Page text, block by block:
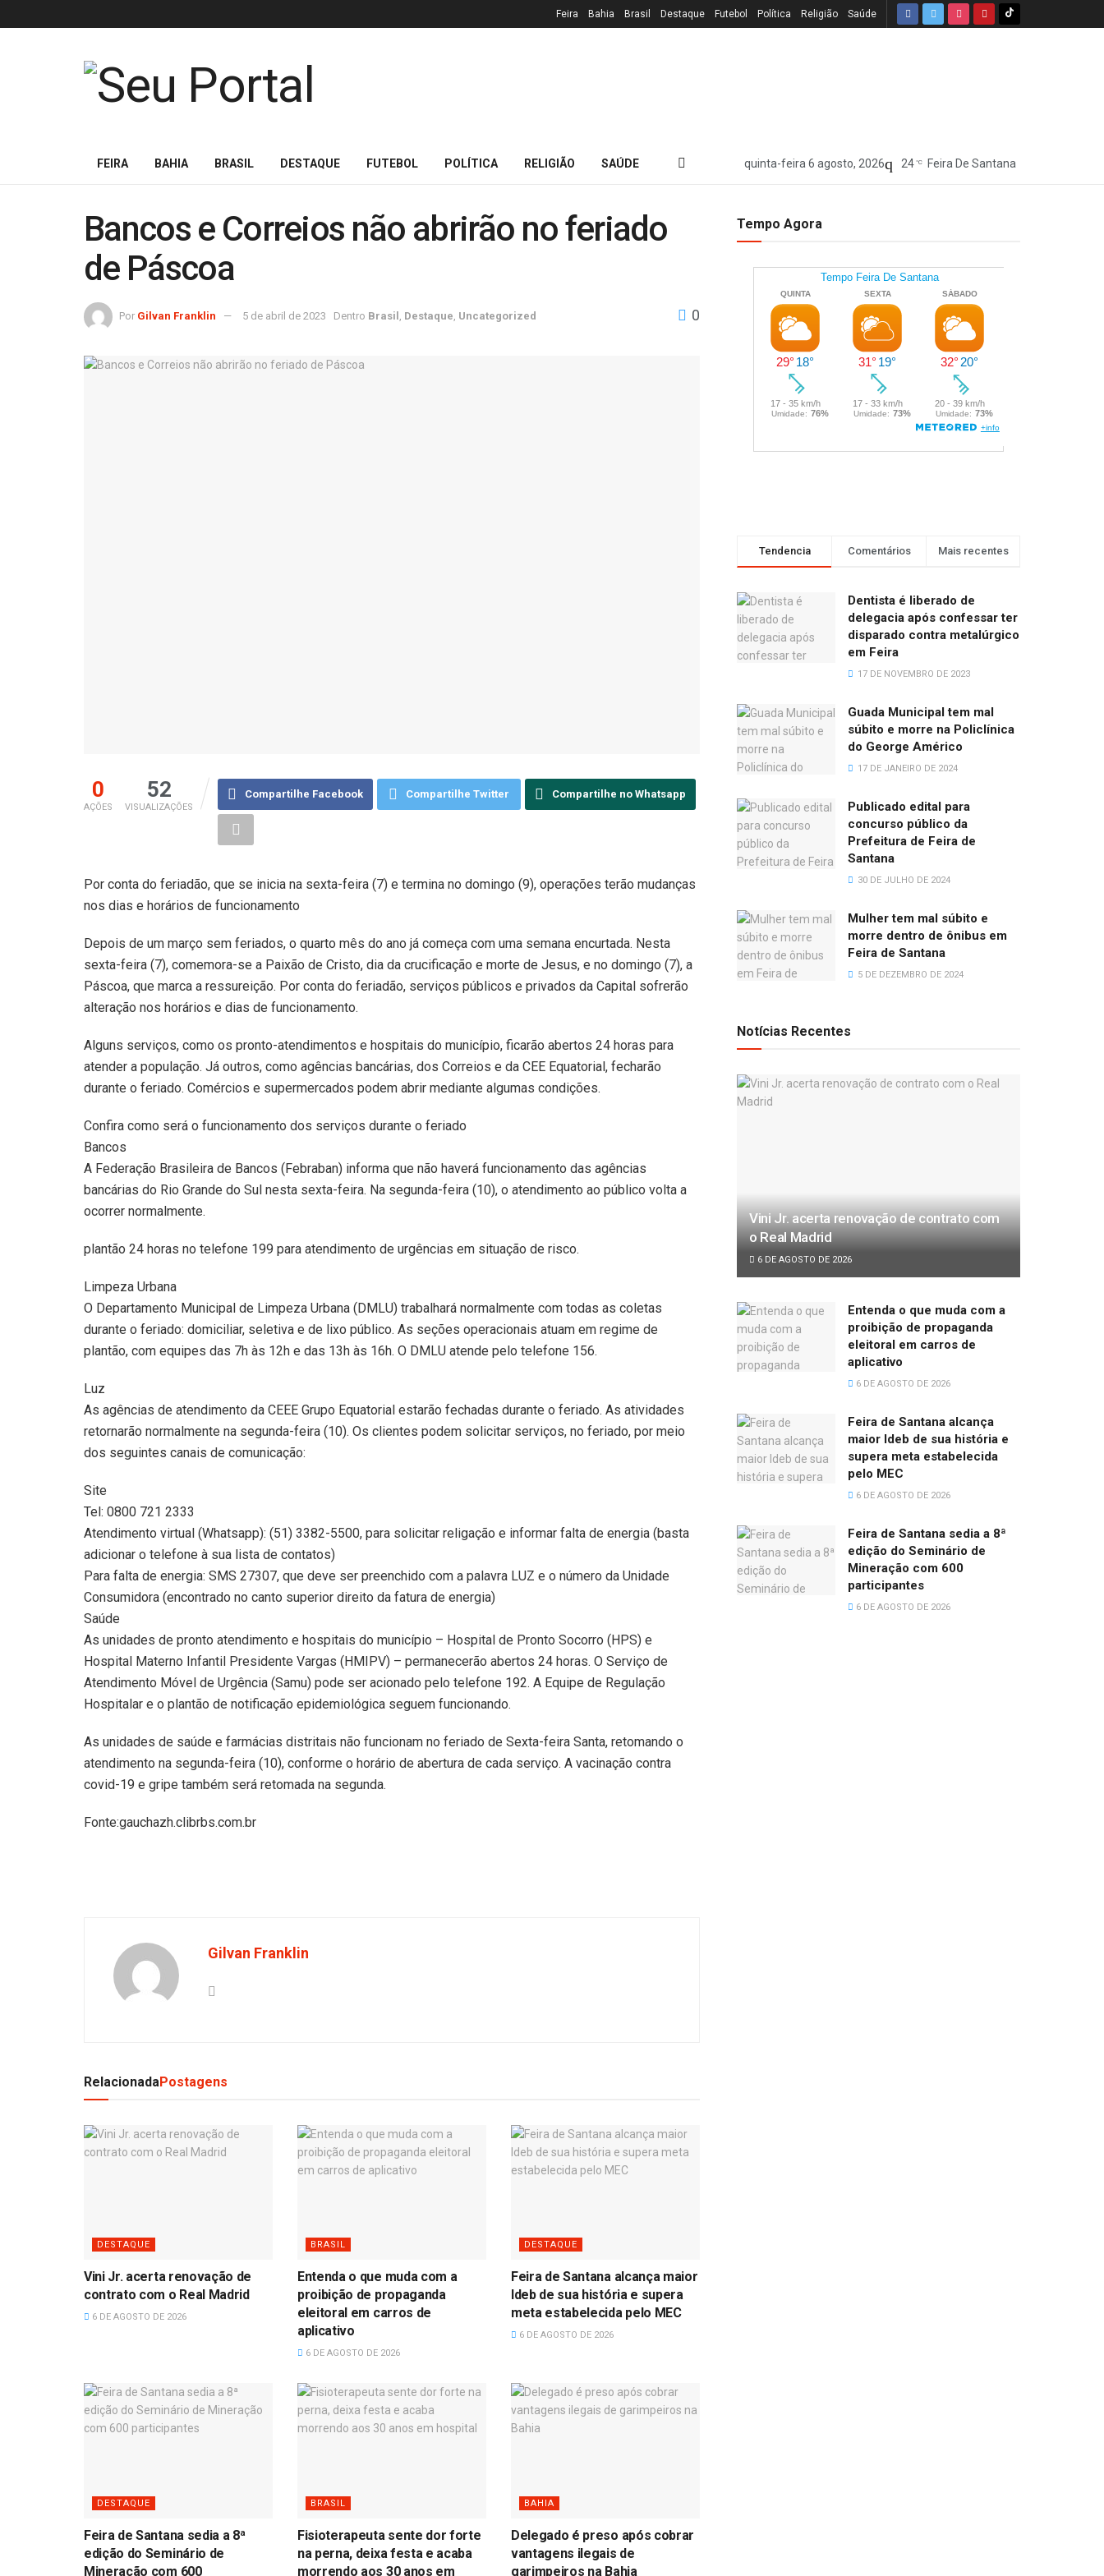
Feira Bahia Brasil Destaque Futebol Política Religião Saúde
FEIRA BAHIA BRASIL DESTAQUE FUTEBOL POLÍTICA RELIGIÃO SAÚDE quinta-feira 6 agosto, 2026 24 °C Feira De Santana
Bancos e Correios não abrirão no feriado
de Páscoa
Por Gilvan Franklin 5 de abril de 2023 Dentro Brasil Destaque Uncategorized 0
0
AÇÕES
52
VISUALIZAÇÕES
Compartilhe Facebook Compartilhe Twitter Compartilhe no Whatsapp
Por conta do feriadão, que se inicia na sexta-feira (7) e termina no domingo (9), operações terão mudanças
nos dias e horários de funcionamento
Depois de um março sem feriados, o quarto mês do ano já começa com uma semana encurtada. Nesta
sexta-feira (7), comemora-se a Paixão de Cristo, dia da crucificação e morte de Jesus, e no domingo (7), a
Páscoa, que marca a ressureição. Por conta do feriadão, serviços públicos e privados da Capital sofrerão
alteração nos horários e dias de funcionamento.
Alguns serviços, como os pronto-atendimentos e hospitais do município, ficarão abertos 24 horas para
atender a população. Já outros, como agências bancárias, dos Correios e da CEE Equatorial, fecharão
durante o feriado. Comércios e supermercados podem abrir mediante algumas condições.
Confira como será o funcionamento dos serviços durante o feriado
Bancos
A Federação Brasileira de Bancos (Febraban) informa que não haverá funcionamento das agências
bancárias do Rio Grande do Sul nesta sexta-feira. Na segunda-feira (10), o atendimento ao público volta a
ocorrer normalmente.
plantão 24 horas no telefone 199 para atendimento de urgências em situação de risco.
Limpeza Urbana
O Departamento Municipal de Limpeza Urbana (DMLU) trabalhará normalmente com todas as coletas
durante o feriado: domiciliar, seletiva e de lixo público. As seções operacionais atuam em regime de
plantão, com equipes das 7h às 12h e das 13h às 16h. O DMLU atende pelo telefone 156.
Luz
As agências de atendimento da CEEE Grupo Equatorial estarão fechadas durante o feriado. As atividades
retornarão normalmente na segunda-feira (10). Os clientes podem solicitar serviços, no feriado, por meio
dos seguintes canais de comunicação:
Site
Tel: 0800 721 2333
Atendimento virtual (Whatsapp): (51) 3382-5500, para solicitar religação e informar falta de energia (basta
adicionar o telefone à sua lista de contatos)
Para falta de energia: SMS 27307, que deve ser preenchido com a palavra LUZ e o número da Unidade
Consumidora (encontrado no canto superior direito da fatura de energia)
Saúde
As unidades de pronto atendimento e hospitais do município – Hospital de Pronto Socorro (HPS) e
Hospital Materno Infantil Presidente Vargas (HMIPV) – permanecerão abertos 24 horas. O Serviço de
Atendimento Móvel de Urgência (Samu) pode ser acionado pelo telefone 192. A Equipe de Regulação
Hospitalar e o plantão de notificação epidemiológica seguem funcionando.
As unidades de saúde e farmácias distritais não funcionam no feriado de Sexta-feira Santa, retomando o
atendimento na segunda-feira (10), conforme o horário de abertura de cada serviço. A vacinação contra
covid-19 e gripe também será retomada na segunda.
Fonte:gauchazh.clibrbs.com.br
Gilvan Franklin
RelacionadaPostagens
DESTAQUE
Vini Jr. acerta renovação de
contrato com o Real Madrid
6 DE AGOSTO DE 2026
BRASIL
Entenda o que muda com a
proibição de propaganda
eleitoral em carros de
aplicativo
6 DE AGOSTO DE 2026
DESTAQUE
Feira de Santana alcança maior
Ideb de sua história e supera
meta estabelecida pelo MEC
6 DE AGOSTO DE 2026
DESTAQUE
Feira de Santana sedia a 8ª
edição do Seminário de
Mineração com 600
BRASIL
Fisioterapeuta sente dor forte
na perna, deixa festa e acaba
morrendo aos 30 anos em
BAHIA
Delegado é preso após cobrar
vantagens ilegais de
garimpeiros na Bahia
Tempo Agora
Tendencia Comentários Mais recentes
Dentista é liberado de
delegacia após confessar ter
disparado contra metalúrgico
em Feira
17 DE NOVEMBRO DE 2023
Guada Municipal tem mal
súbito e morre na Policlínica
do George Américo
17 DE JANEIRO DE 2024
Publicado edital para
concurso público da
Prefeitura de Feira de
Santana
30 DE JULHO DE 2024
Mulher tem mal súbito e
morre dentro de ônibus em
Feira de Santana
5 DE DEZEMBRO DE 2024
Notícias Recentes
Vini Jr. acerta renovação de contrato com
o Real Madrid
6 DE AGOSTO DE 2026
Entenda o que muda com a
proibição de propaganda
eleitoral em carros de
aplicativo
6 DE AGOSTO DE 2026
Feira de Santana alcança
maior Ideb de sua história e
supera meta estabelecida
pelo MEC
6 DE AGOSTO DE 2026
Feira de Santana sedia a 8ª
edição do Seminário de
Mineração com 600
participantes
6 DE AGOSTO DE 2026